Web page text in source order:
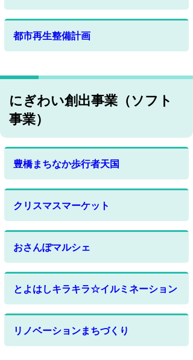
都市再生整備計画
にぎわい創出事業（ソフト
事業）
豊橋まちなか歩行者天国
クリスマスマーケット
おさんぽマルシェ
とよはしキラキラ☆イルミネーション
リノベーションまちづくり